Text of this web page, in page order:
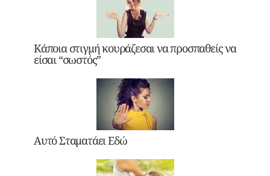
Κάποια στιγμή κουράζεσαι να προσπαθείς να
είσαι “σωστός”
Αυτό Σταματάει Εδώ